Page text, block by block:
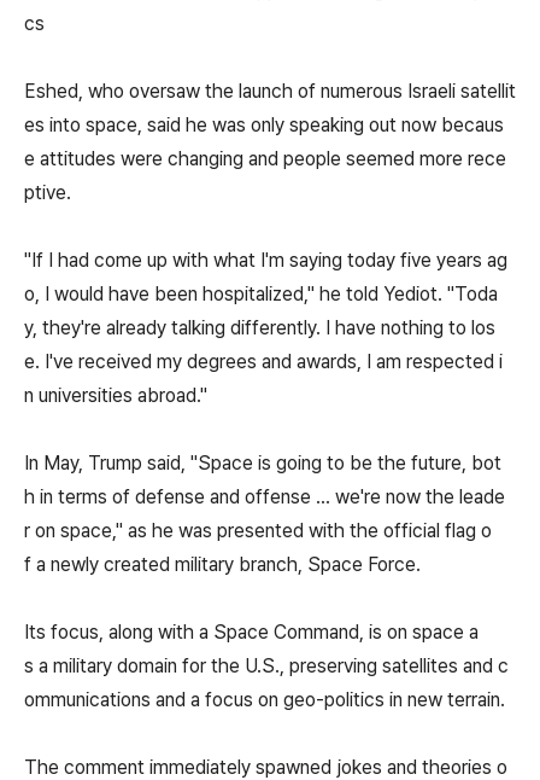
cs
Eshed, who oversaw the launch of numerous Israeli satellit
es into space, said he was only speaking out now becaus
e attitudes were changing and people seemed more rece
ptive.
"If I had come up with what I'm saying today five years ag
o, I would have been hospitalized," he told Yediot. "Toda
y, they're already talking differently. I have nothing to los
e. I've received my degrees and awards, I am respected i
n universities abroad."
In May, Trump said, "Space is going to be the future, bot
h in terms of defense and offense ... we're now the leade
r on space," as he was presented with the official flag o
f a newly created military branch, Space Force.
Its focus, along with a Space Command, is on space a
s a military domain for the U.S., preserving satellites and c
ommunications and a focus on geo-politics in new terrain.
The comment immediately spawned jokes and theories o